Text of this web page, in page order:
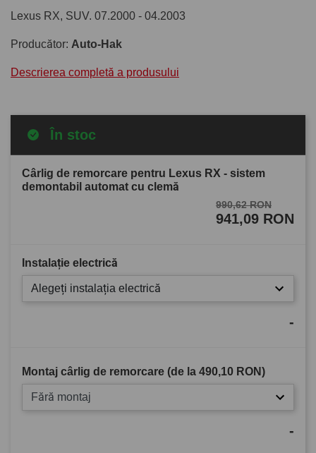
Lexus RX, SUV. 07.2000 - 04.2003
Producător: Auto-Hak
Descrierea completă a produsului
În stoc
Cârlig de remorcare pentru Lexus RX - sistem
demontabil automat cu clemă
990,62 RON
941,09 RON
Instalație electrică
Alegeți instalația electrică
-
Montaj cârlig de remorcare (de la 490,10 RON)
Fără montaj
-